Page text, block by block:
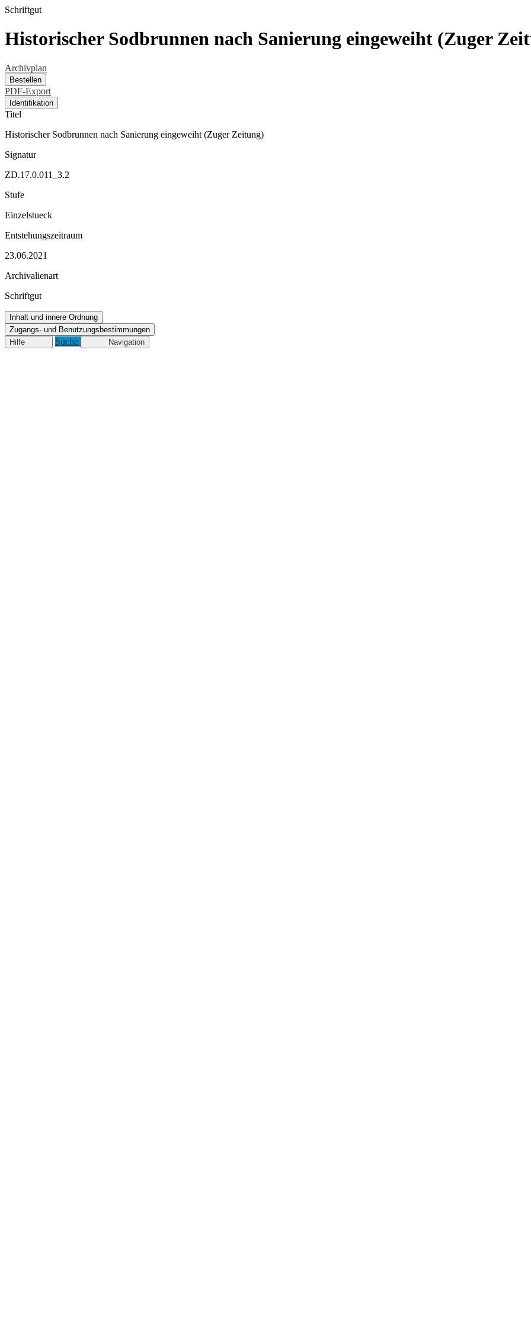
Schriftgut
Historischer Sodbrunnen nach Sanierung eingeweiht (Zuger
Archivplan
Bestellen
PDF-Export
Identifikation
Titel
Historischer Sodbrunnen nach Sanierung eingeweiht (Zuger Zeitung)
Signatur
ZD.17.0.011_3.2
Stufe
Einzelstueck
Entstehungszeitraum
23.06.2021
Archivalienart
Schriftgut
Inhalt und innere Ordnung
Zugangs- und Benutzungsbestimmungen
Hilfe
Suche Navigation